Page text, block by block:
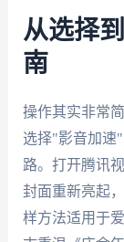
从选择
南
操作其实非常
选择"影音加速
路。打开腾讯
封面重新亮起
样方法适用于